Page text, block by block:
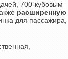
700-кубовым
расширенную
для пассажира,